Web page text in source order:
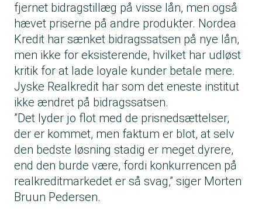
fjernet bidragstillæg på visse lån, men også
hævet priserne på andre produkter. Nordea
Kredit har sænket bidragssatsen på nye lån,
men ikke for eksisterende, hvilket har udløst
kritik for at lade loyale kunder betale mere.
Jyske Realkredit har som det eneste institut
ikke ændret på bidragssatsen.
”Det lyder jo flot med de prisnedsættelser,
der er kommet, men faktum er blot, at selv
den bedste løsning stadig er meget dyrere,
end den burde være, fordi konkurrencen på
realkreditmarkedet er så svag,” siger Morten
Bruun Pedersen.